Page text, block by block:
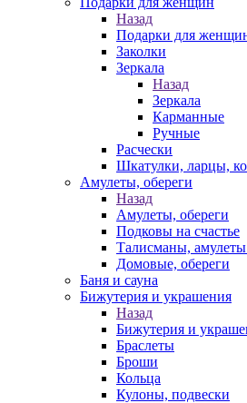
Назад
Подарки для
Заколки
Зеркала
Назад
Зеркала
Карманные
Ручные
Расчески
Шкатулки, ларцы,
Амулеты, обереги
Назад
Амулеты, обереги
Подковы на счастье
Талисманы, амулеты
Домовые, обереги
Баня и сауна
Бижутерия и украшения
Назад
Бижутерия и
Браслеты
Броши
Кольца
Кулоны, подвески